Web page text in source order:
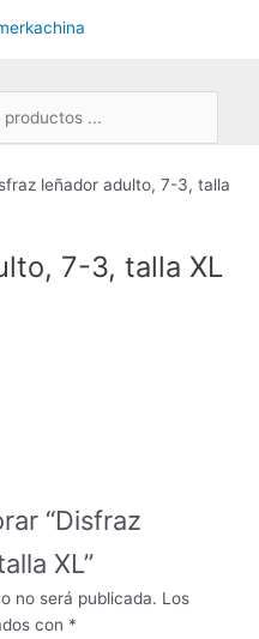
leñador adulto, 7-3, talla
7-3, talla XL
“Disfraz
XL”
no será publicada. Los
con *